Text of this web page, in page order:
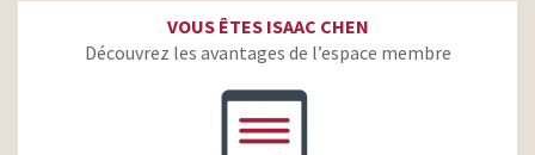
VOUS ÊTES ISAAC CHEN
Découvrez les avantages de l’espace membre